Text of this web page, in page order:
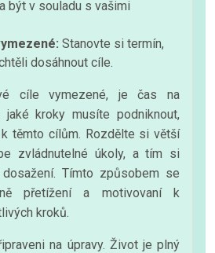
být v souladu s vašimi
Stanovte si termín,
dosáhnout cíle.
cíle vymezené, je čas na
jaké kroky musíte podniknout,
těmto cílům. Rozdělte si větší
zvládnutelné úkoly, a tím si
Tímto způsobem se
přetížení a motivovaní k
kroků.
na úpravy. Život je plný